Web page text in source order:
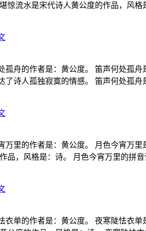
惊流水是宋代诗人黄公度的作品，风
孤舟的作者是：黄公度。 笛声何处孤
诗人孤独寂寞的情感。 笛声何处孤
万里的作者是：黄公度。 月色今宵万
品，风格是：诗。 月色今宵万里的拼
单的作者是：黄公度。 夜寒陡怯衣